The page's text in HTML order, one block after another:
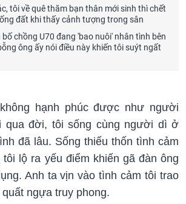
tôi về quê thăm bạn thân mới sinh thì chết
đất khi thấy cảnh tượng trong sân
chồng U70 đang 'bao nuôi' nhân tình bên
ông ấy nói điều này khiến tôi suýt ngất
hạnh phúc được như người
qua đời, tôi sống cùng người dì ở
đã lâu. Sống thiếu thốn tình cảm
lộ ra yếu điểm khiến gã đàn ông
Anh ta vịn vào tình cảm tôi trao
ngựa truy phong.